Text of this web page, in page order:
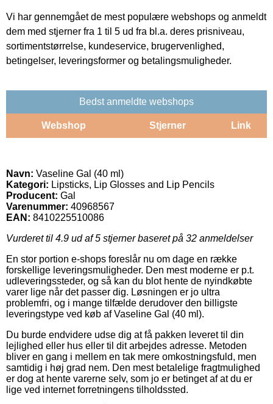
Vi har gennemgået de mest populære webshops og anmeldt
dem med stjerner fra 1 til 5 ud fra bl.a. deres prisniveau,
sortimentstørrelse, kundeservice, brugervenlighed,
betingelser, leveringsformer og betalingsmuligheder.
Bedst anmeldte webshops
Webshop Stjerner Link
Navn: Vaseline Gal (40 ml)
Kategori: Lipsticks, Lip Glosses and Lip Pencils
Producent: Gal
Varenummer: 40968567
EAN: 8410225510086
Vurderet til 4.9 ud af 5 stjerner baseret på 32 anmeldelser
En stor portion e-shops foreslår nu om dage en række
forskellige leveringsmuligheder. Den mest moderne er p.t.
udleveringssteder, og så kan du blot hente de nyindkøbte
varer lige når det passer dig. Løsningen er jo ultra
problemfri, og i mange tilfælde derudover den billigste
leveringstype ved køb af Vaseline Gal (40 ml).
Du burde endvidere udse dig at få pakken leveret til din
lejlighed eller hus eller til dit arbejdes adresse. Metoden
bliver en gang i mellem en tak mere omkostningsfuld, men
samtidig i høj grad nem. Den mest betalelige fragtmulighed
er dog at hente varerne selv, som jo er betinget af at du er
lige ved internet forretningens tilholdssted.